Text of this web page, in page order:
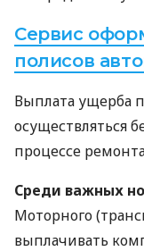
Cервис
полисов
Выплата ущерба
осуществляться
процессе
Среди важных
Моторного
выплачивать